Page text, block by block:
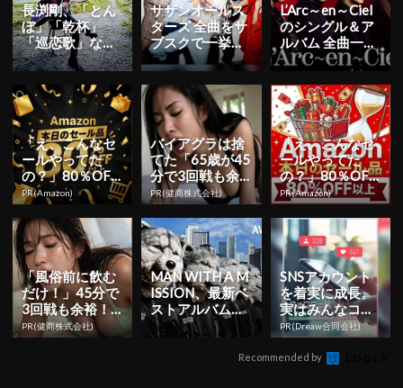
長渕剛、「とん
ぼ」「乾杯」
「巡恋歌」など
のオリジナル作
品を一挙解禁！
サザンオールス
ターズ 全曲をサ
ブスクで一挙解
禁！
L’Arc～en～Ciel
のシングル＆ア
ルバム 全曲一挙
解禁！
「え、こんなセ
ールやってた
の？」80％OFF
以上が続々登
場！Amazonの本
気が...
PR(Amazon)
バイアグラは捨
てた「65歳が45
分で3回戦も余
裕」980円で朝
まで絶好調！
PR(健商株式会社)
「え、こんなセ
ールやってた
の？」80％OFF
以上が続々登
場！Amazonの本
気が...
PR(Amazon)
「風俗前に飲む
だけ！」45分で
3回戦も余裕！9
80円で朝まで絶
好調
PR(健商株式会社)
MAN WITH A M
ISSION、最新ベ
ストアルバムを
含むすべての楽
曲のサブ...
SNSアカウント
を着実に成長。
実はみんなココ
使ってます。
PR(Dreaw合同会社)
Recommended by